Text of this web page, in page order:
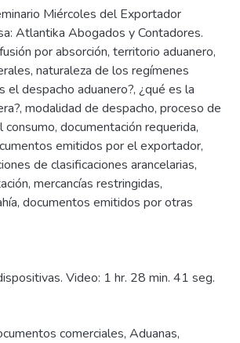
Miércoles del Exportador
Atlantika Abogados y Contadores.
por absorción, territorio aduanero,
naturaleza de los regímenes
el despacho aduanero?, ¿qué es la
modalidad de despacho, proceso de
documentación requerida,
emitidos por el exportador,
de clasificaciones arancelarias,
mercancías restringidas,
documentos emitidos por otras
Video: 1 hr. 28 min. 41 seg.
comerciales, Aduanas,